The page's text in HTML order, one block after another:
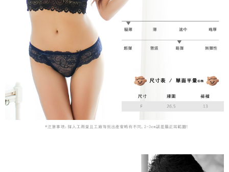
請求用戶進行身份認證。
５．嚴禁一人註冊多個帳號或使用他人資訊註冊。若發現惡意使用之情形，
恩沛科技股份有限公司將有權停止該用戶之使用額度並採取法律行動。